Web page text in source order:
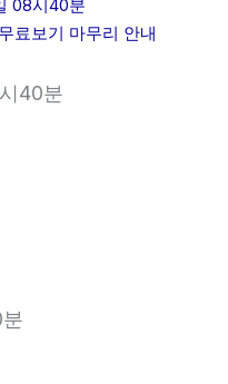
08시40분
료보기 마무리 안내
40분